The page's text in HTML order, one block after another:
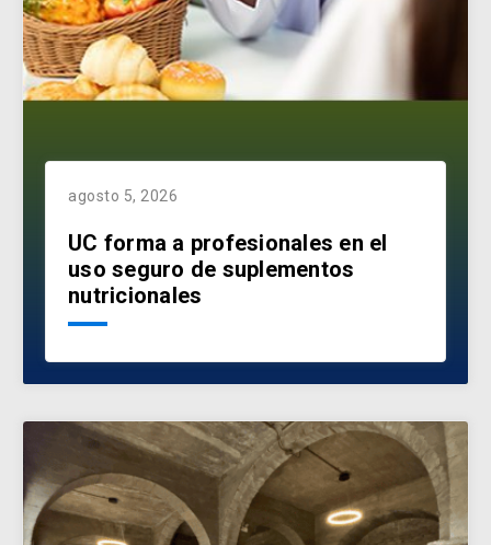
agosto 5, 2026
UC forma a profesionales en el
uso seguro de suplementos
nutricionales